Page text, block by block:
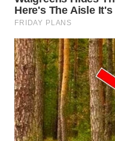
WAHANA
WAHANA
TANI
WAHANA
ADVOKAT